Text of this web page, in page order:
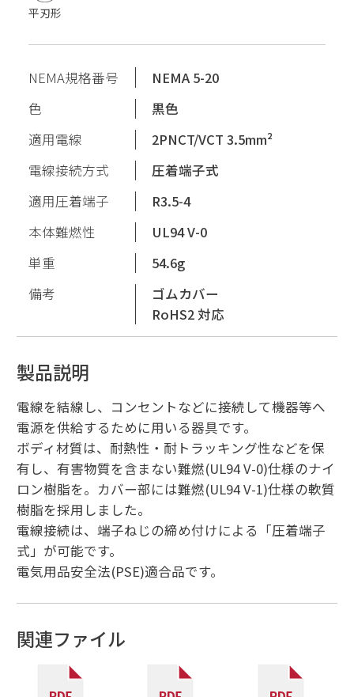
平刃形
NEMA規格番号
NEMA 5-20
色
黒色
適用電線
2PNCT/VCT 3.5mm²
電線接続方式
圧着端子式
適用圧着端子
R3.5-4
本体難燃性
UL94 V-0
単重
54.6g
備考
ゴムカバー
RoHS2 対応
製品説明
電線を結線し、コンセントなどに接続して機器等へ
電源を供給するために用いる器具です。
ボディ材質は、耐熱性・耐トラッキング性などを保
有し、有害物質を含まない難燃(UL94 V-0)仕様のナイ
ロン樹脂を。カバー部には難燃(UL94 V-1)仕様の軟質
樹脂を採用しました。
電線接続は、端子ねじの締め付けによる「圧着端子
式」が可能です。
電気用品安全法(PSE)適合品です。
関連ファイル